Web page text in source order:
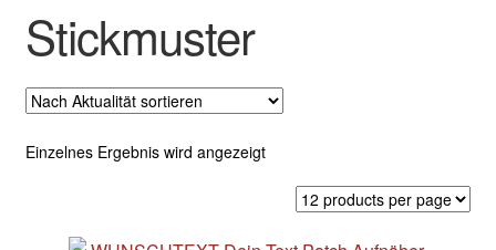
Stickmuster
Einzelnes Ergebnis wird angezeigt